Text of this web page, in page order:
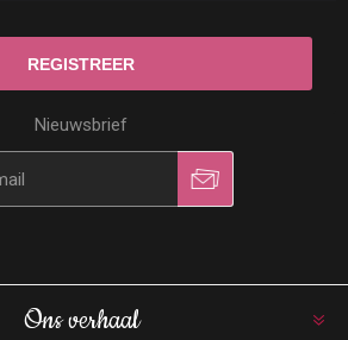
Nieuwsbrief
Ons verhaal